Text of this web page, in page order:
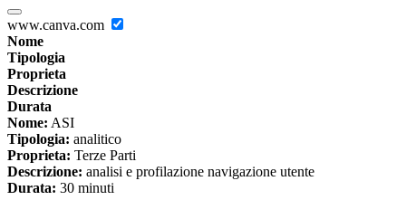
www.canva.com
Nome
Tipologia
Proprieta
Descrizione
Durata
Nome: ASI
Tipologia: analitico
Proprieta: Terze Parti
Descrizione: analisi e profilazione navigazione utente
Durata: 30 minuti